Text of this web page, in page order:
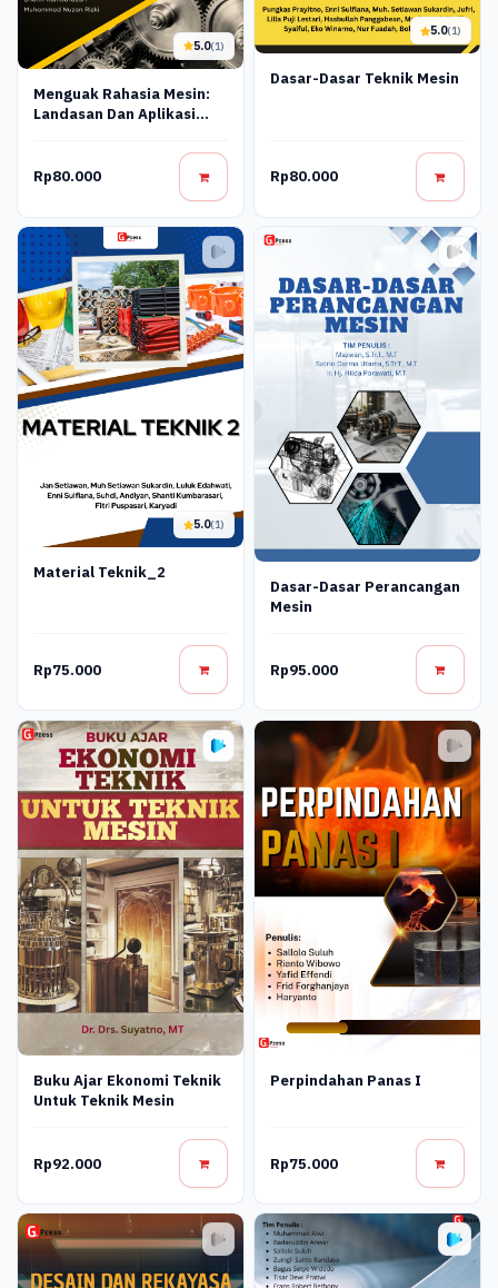
5.0(1)
Menguak Rahasia Mesin:
Landasan Dan Aplikasi
Rp80.000
5.0(1)
Dasar-Dasar Teknik Mesin
Rp80.000
5.0(1)
Material Teknik_2
Rp75.000
Dasar-Dasar Perancangan
Mesin
Rp95.000
Buku Ajar Ekonomi Teknik
Untuk Teknik Mesin
Rp92.000
Perpindahan Panas I
Rp75.000